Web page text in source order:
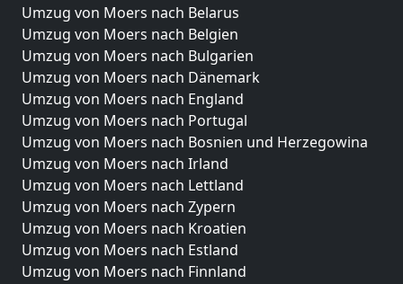
Umzug von Moers nach Belarus
Umzug von Moers nach Belgien
Umzug von Moers nach Bulgarien
Umzug von Moers nach Dänemark
Umzug von Moers nach England
Umzug von Moers nach Portugal
Umzug von Moers nach Bosnien und Herzegowina
Umzug von Moers nach Irland
Umzug von Moers nach Lettland
Umzug von Moers nach Zypern
Umzug von Moers nach Kroatien
Umzug von Moers nach Estland
Umzug von Moers nach Finnland